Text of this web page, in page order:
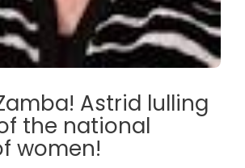
Astrid lulling
the national
women!